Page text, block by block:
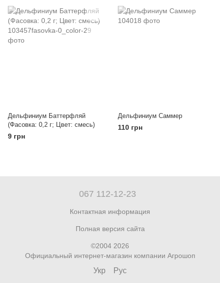
Дельфиниум Баттерфляй
(Фасовка: 0,2 г; Цвет: смесь)
9 грн
Дельфиниум Саммер
110 грн
067 112-12-23
Контактная информация
Полная версия сайта
©2004 2026
Официальный интернет-магазин компании Агрошоп
Укр Рус